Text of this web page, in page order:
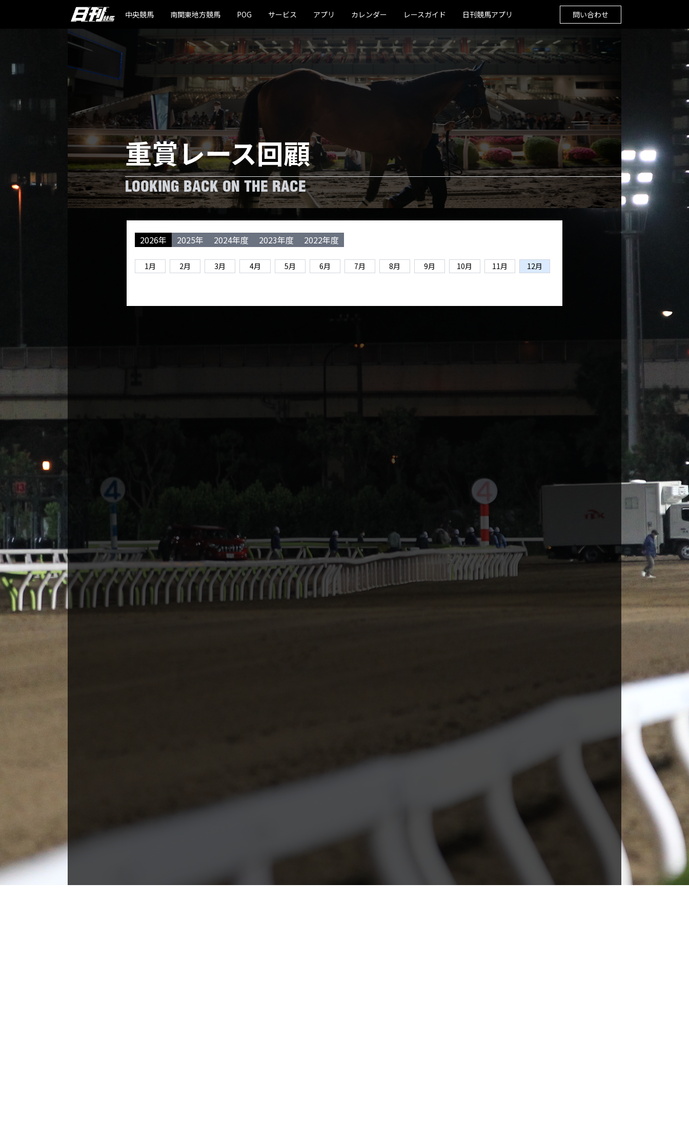
中央競馬 南関東地方競馬 POG サービス アプリ カレンダー レースガイド 日刊競馬アプリ 問い合わせ
重賞レース回顧
LOOKING BACK ON THE RACE
2026年 2025年 2024年度 2023年度 2022年度
1月 2月 3月 4月 5月 6月 7月 8月 9月 10月 11月 12月